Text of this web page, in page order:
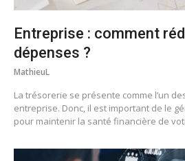
Entreprise : comment
dépenses ?
MathieuL
La trésorerie se présente comme l’un
entreprise. Donc, il est important de le
pour maintenir la santé financière de